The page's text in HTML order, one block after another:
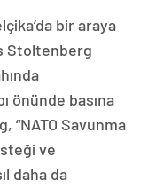
bir araya
Stoltenberg
önünde basına
“NATO Savunma
ve
daha da